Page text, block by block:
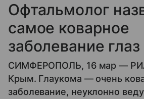
Офтальмолог
самое коварное
заболевание глаз
СИМФЕРОПОЛЬ, 16 мар —
Крым. Глаукома — очень
заболевание, неуклонно